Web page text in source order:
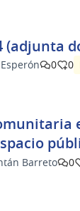
(adjunta
0 0
Barreto 0